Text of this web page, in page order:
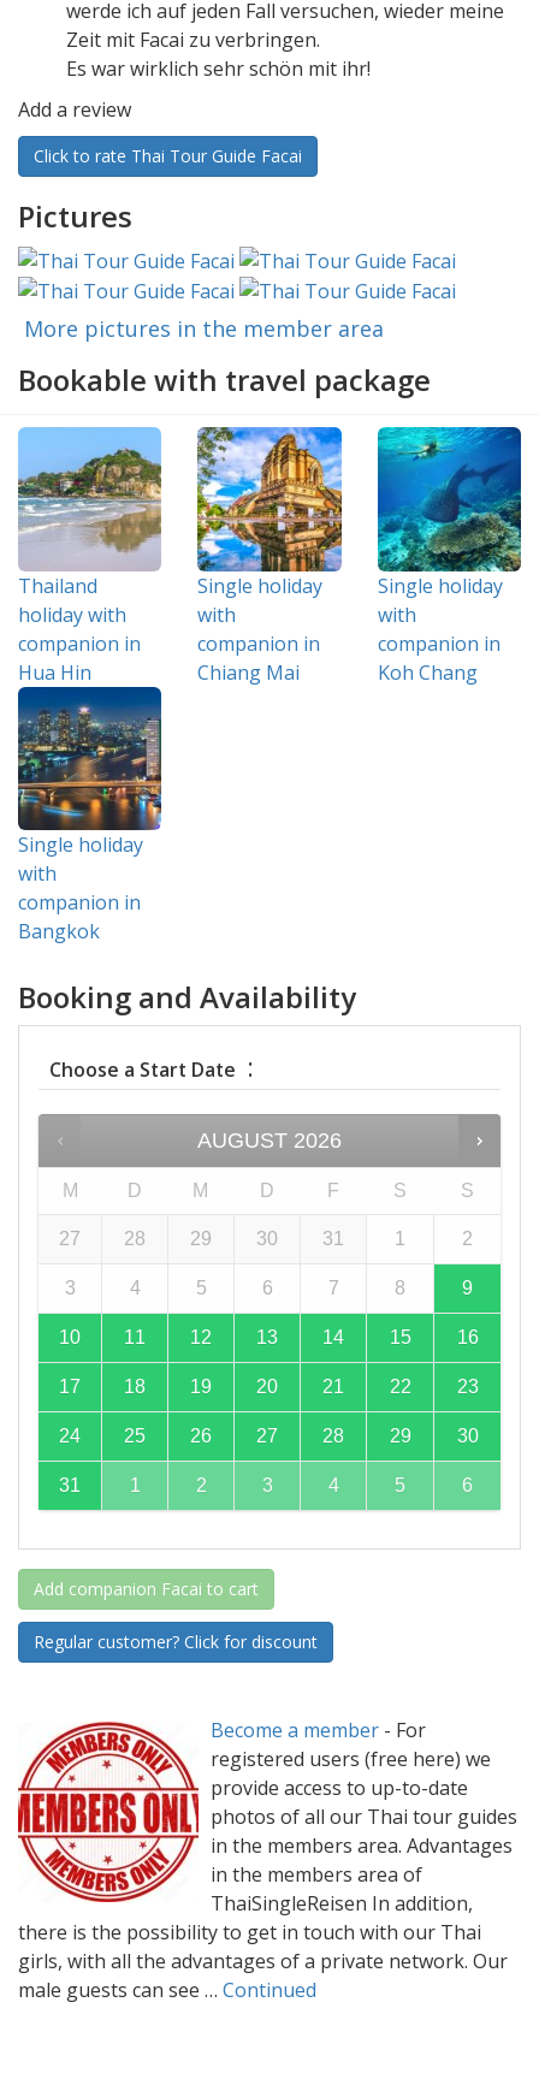
werde ich auf jeden Fall versuchen, wieder meine
Zeit mit Facai zu verbringen.
Es war wirklich sehr schön mit ihr!
Add a review
Click to rate Thai Tour Guide Facai
Pictures
More pictures in the member area
Bookable with travel package
Thailand
holiday with
companion in
Hua Hin
Single holiday
with
companion in
Chiang Mai
Single holiday
with
companion in
Koh Chang
Single holiday
with
companion in
Bangkok
Booking and Availability
Choose a Start Date :
AUGUST 2026
M D M D F S S
27 28 29 30 31 1 2
3 4 5 6 7 8 9
10 11 12 13 14 15 16
17 18 19 20 21 22 23
24 25 26 27 28 29 30
31 1 2 3 4 5 6
Add companion Facai to cart
Regular customer? Click for discount
Become a member - For
registered users (free here) we
provide access to up-to-date
photos of all our Thai tour guides
in the members area. Advantages
in the members area of
ThaiSingleReisen In addition,
there is the possibility to get in touch with our Thai
girls, with all the advantages of a private network. Our
male guests can see … Continued